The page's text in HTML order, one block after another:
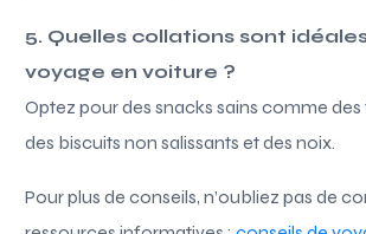
5. Quelles collations sont
voyage en voiture ?
Optez pour des snacks sains comme
des biscuits non salissants et des noix.
Pour plus de conseils, n’oubliez pas de